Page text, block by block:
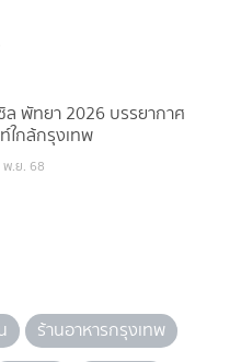
ล พัทยา 2026 บรรยากาศ
ใกล้กรุงเทพ
พ.ย. 68
ร้านอาหารกรุงเทพ